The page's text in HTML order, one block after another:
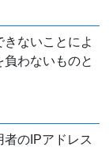
きないことによ
わないものと
のIPアドレス